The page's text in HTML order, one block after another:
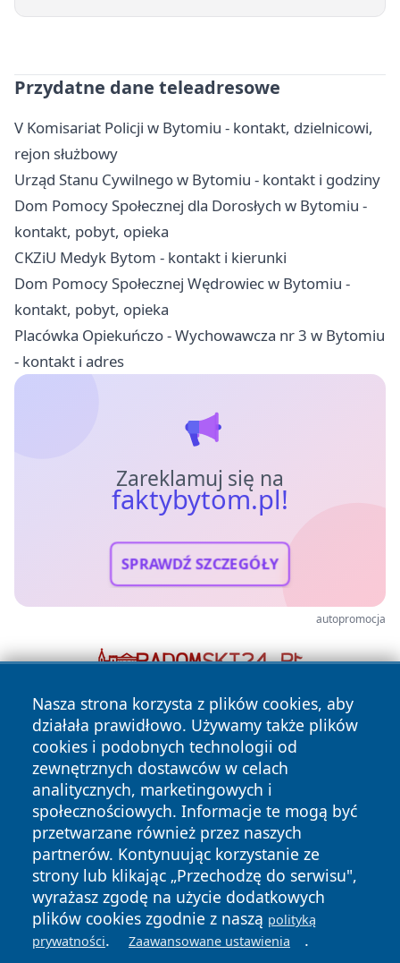
Przydatne dane teleadresowe
V Komisariat Policji w Bytomiu - kontakt, dzielnicowi,
rejon służbowy
Urząd Stanu Cywilnego w Bytomiu - kontakt i godziny
Dom Pomocy Społecznej dla Dorosłych w Bytomiu -
kontakt, pobyt, opieka
CKZiU Medyk Bytom - kontakt i kierunki
Dom Pomocy Społecznej Wędrowiec w Bytomiu -
kontakt, pobyt, opieka
Placówka Opiekuńczo - Wychowawcza nr 3 w Bytomiu
- kontakt i adres
Zareklamuj się na
faktybytom.pl!
SPRAWDŹ SZCZEGÓŁY
autopromocja
Nasza strona korzysta z plików cookies, aby
działała prawidłowo. Używamy także plików
cookies i podobnych technologii od
zewnętrznych dostawców w celach
analitycznych, marketingowych i
społecznościowych. Informacje te mogą być
przetwarzane również przez naszych
partnerów. Kontynuując korzystanie ze
strony lub klikając „Przechodzę do serwisu",
wyrażasz zgodę na użycie dodatkowych
plików cookies zgodnie z naszą polityką
prywatności. Zaawansowane ustawienia .
Copyright © 2026 faktybytom.pl Wszystkie prawa zastrzeżone.
News Autorzy
Polityka
Prywatności
Polityka
Cookies